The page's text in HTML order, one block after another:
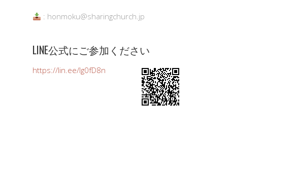
: honmoku@sharingchurch.jp
LINE公式にご参加ください
https://lin.ee/Ig0fD8n